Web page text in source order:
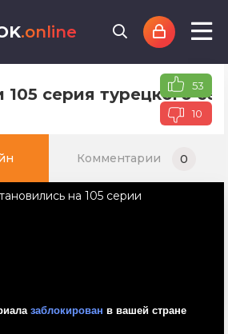
.online
серия турецкого53
10
Комментарии 0
на 105 серии